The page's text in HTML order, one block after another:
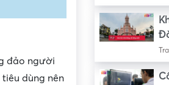
đảo người
dùng nên